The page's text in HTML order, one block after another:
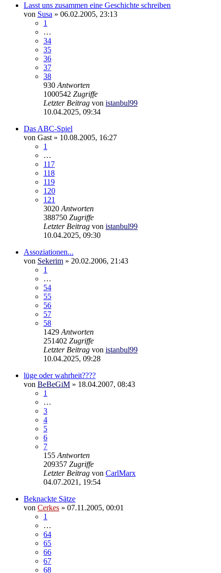
Lasst uns zusammen eine Geschichte schreiben
von Susa » 06.02.2005, 23:13
1
…
34
35
36
37
38
930 Antworten
1000542 Zugriffe
Letzter Beitrag von istanbul99
10.04.2025, 09:34
Das ABC-Spiel
von Gast » 10.08.2005, 16:27
1
…
117
118
119
120
121
3020 Antworten
388750 Zugriffe
Letzter Beitrag von istanbul99
10.04.2025, 09:30
Assoziationen...
von Sekerim » 20.02.2006, 21:43
1
…
54
55
56
57
58
1429 Antworten
251402 Zugriffe
Letzter Beitrag von istanbul99
10.04.2025, 09:28
lüge oder wahrheit????
von BeBeGiM » 18.04.2007, 08:43
1
…
3
4
5
6
7
155 Antworten
209357 Zugriffe
Letzter Beitrag von CarlMarx
04.07.2021, 19:54
Beknackte Sätze
von Cerkes » 07.11.2005, 00:01
1
…
64
65
66
67
68